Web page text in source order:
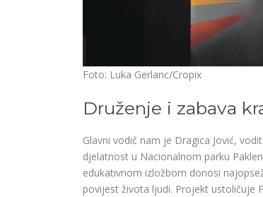
Foto: Luka Gerlanc/Cropix
Druženje i zabava
Glavni vodič nam je Dragica Jović,
djelatnost u Nacionalnom parku
edukativnom izložbom donosi
povijest života ljudi. Projekt ustoličuje